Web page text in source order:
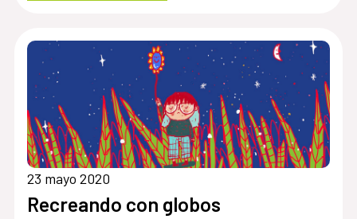
23 mayo 2020
Recreando con globos